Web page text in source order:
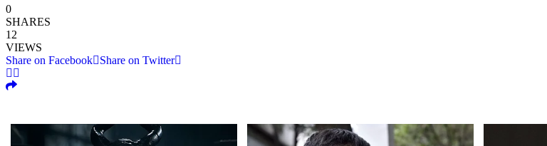
0
SHARES
12
VIEWS
Share on Facebook
Share on Twitter